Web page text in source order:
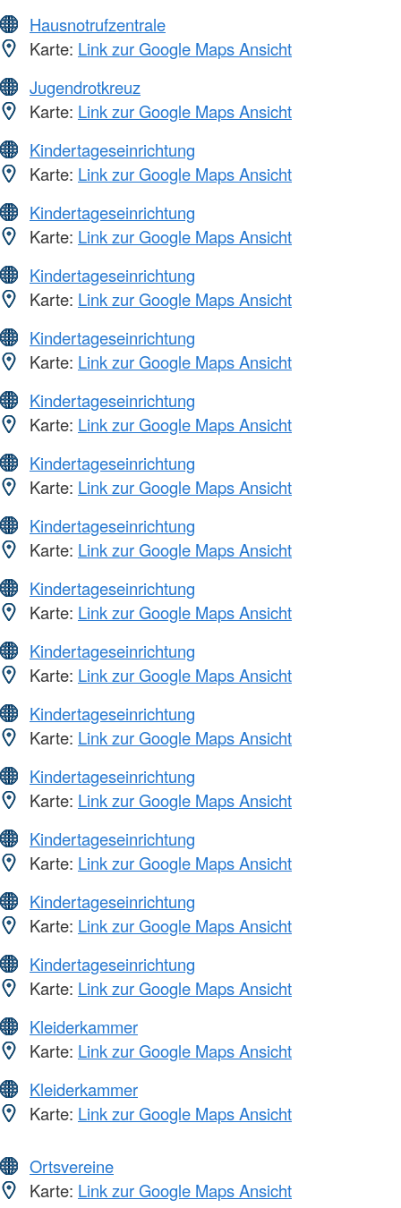
Hausnotrufzentrale
Karte: Link zur Google Maps Ansicht
Jugendrotkreuz
Karte: Link zur Google Maps Ansicht
Kindertageseinrichtung
Karte: Link zur Google Maps Ansicht
Kindertageseinrichtung
Karte: Link zur Google Maps Ansicht
Kindertageseinrichtung
Karte: Link zur Google Maps Ansicht
Kindertageseinrichtung
Karte: Link zur Google Maps Ansicht
Kindertageseinrichtung
Karte: Link zur Google Maps Ansicht
Kindertageseinrichtung
Karte: Link zur Google Maps Ansicht
Kindertageseinrichtung
Karte: Link zur Google Maps Ansicht
Kindertageseinrichtung
Karte: Link zur Google Maps Ansicht
Kindertageseinrichtung
Karte: Link zur Google Maps Ansicht
Kindertageseinrichtung
Karte: Link zur Google Maps Ansicht
Kindertageseinrichtung
Karte: Link zur Google Maps Ansicht
Kindertageseinrichtung
Karte: Link zur Google Maps Ansicht
Kindertageseinrichtung
Karte: Link zur Google Maps Ansicht
Kindertageseinrichtung
Karte: Link zur Google Maps Ansicht
Kleiderkammer
Karte: Link zur Google Maps Ansicht
Kleiderkammer
Karte: Link zur Google Maps Ansicht
Ortsvereine
Karte: Link zur Google Maps Ansicht